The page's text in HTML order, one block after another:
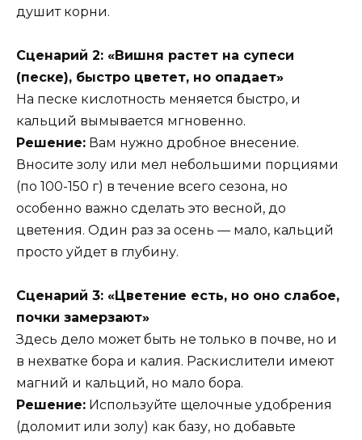
душит корни.
Сценарий 2: «Вишня растет на супеси
(песке), быстро цветет, но опадает»
На песке кислотность меняется быстро, и
кальций вымывается мгновенно.
Решение: Вам нужно дробное внесение.
Вносите золу или мел небольшими порциями
(по 100-150 г) в течение всего сезона, но
особенно важно сделать это весной, до
цветения. Один раз за осень — мало, кальций
просто уйдет в глубину.
Сценарий 3: «Цветение есть, но оно слабое,
почки замерзают»
Здесь дело может быть не только в почве, но и
в нехватке бора и калия. Раскислители имеют
магний и кальций, но мало бора.
Решение: Используйте щелочные удобрения
(доломит или золу) как базу, но добавьте